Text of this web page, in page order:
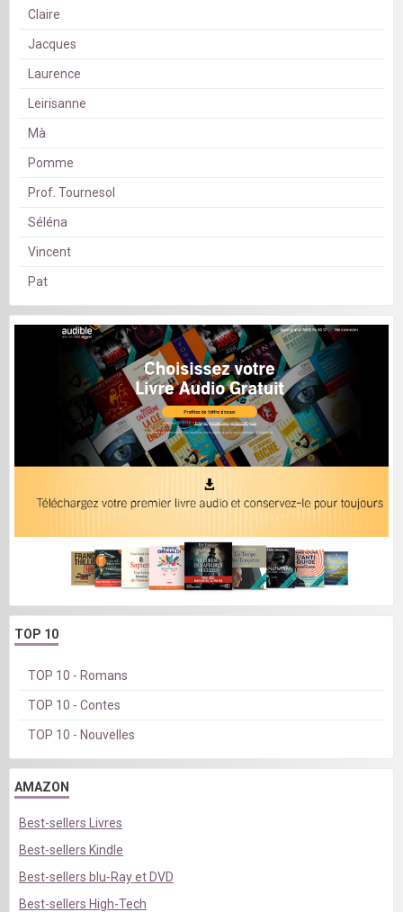
Claire
Jacques
Laurence
Leirisanne
Mà
Pomme
Prof. Tournesol
Séléna
Vincent
Pat
TOP 10
TOP 10 - Romans
TOP 10 - Contes
TOP 10 - Nouvelles
AMAZON
Best-sellers Livres
Best-sellers Kindle
Best-sellers blu-Ray et DVD
Best-sellers High-Tech